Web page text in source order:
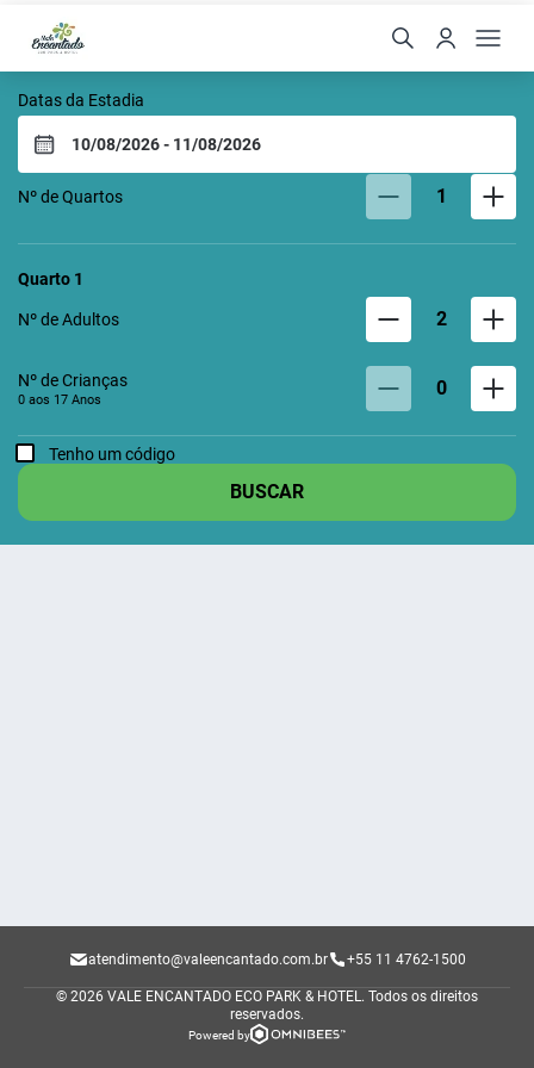
VALE ENCANTADO
Datas da Estadia
Nº de Quartos 1
Quarto 1
Nº de Adultos 2
Nº de Crianças
0 aos 17 Anos 0
Tenho um código
BUSCAR
atendimento@valeencantado.com.br +55 11 4762-1500
© 2026 VALE ENCANTADO ECO PARK & HOTEL. Todos os direitos
reservados.
Powered by